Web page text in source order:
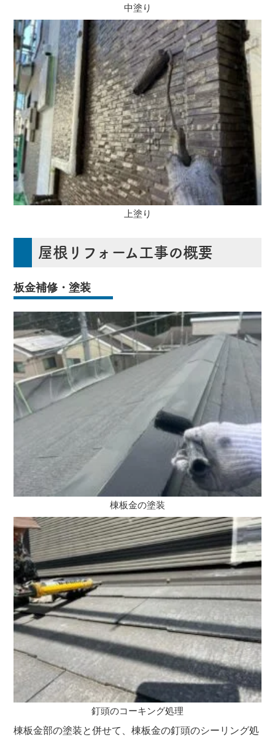
中塗り
上塗り
屋根リフォーム工事の概要
板金補修・塗装
棟板金の塗装
釘頭のコーキング処理
棟板金部の塗装と併せて、棟板金の釘頭のシーリング処